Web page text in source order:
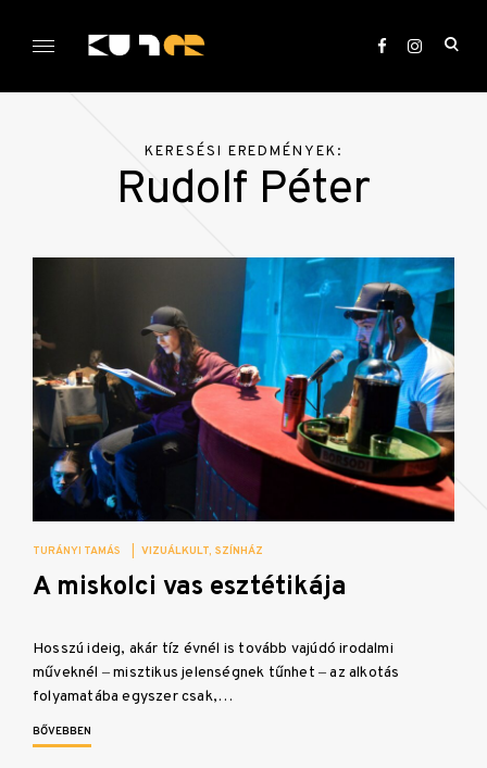
KULTer.hu
KERESÉSI EREDMÉNYEK:
Rudolf Péter
TURÁNYI TAMÁS VIZUÁLKULT SZÍNHÁZ
A miskolci vas esztétikája
Hosszú ideig, akár tíz évnél is tovább vajúdó irodalmi
műveknél ‒ misztikus jelenségnek tűnhet ‒ az alkotás
folyamatába egyszer csak,…
BŐVEBBEN